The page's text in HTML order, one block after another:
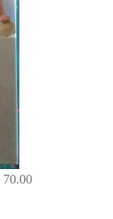
70.00